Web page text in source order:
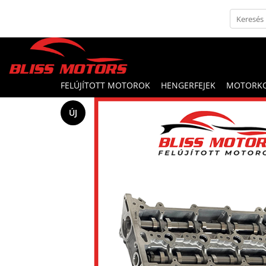
FELÚJÍTOTT MOTOROK HENGERFEJEK
ÚJ